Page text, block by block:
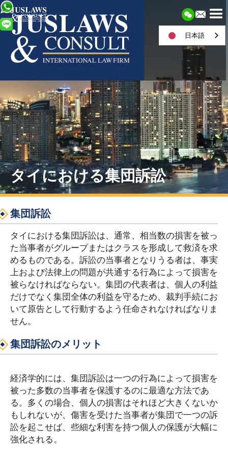
タイにおける集団訴訟
集団訴訟
タイにおける集団訴訟は、通常、相当数の損害を被っ
た当事者がグループまたはクラスを形成して救済を求
めるものである。訴訟の当事者となりうる者は、事実
上および法律上の問題が共通する行為によって損害を
被らなければならない。集団の代表者は、個人の利益
だけでなく集団全体の利益を守るため、裁判手続にお
いて原告として行動するよう任命されなければなりま
せん。
集団訴訟のメリット
経済学的には、集団訴訟は一つの行為によって損害を
被った多数の当事者を保護するのに最適な方法であ
る。多くの場合、個人の損害はそれほど大きくないか
もしれないが、傷害を受けた当事者が集団で一つの訴
訟を起こせば、些細な利害を持つ個人の保護が大幅に
強化される。
日本語